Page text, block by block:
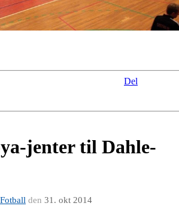
Del
jenter til Dahle-
den 31. okt 2014